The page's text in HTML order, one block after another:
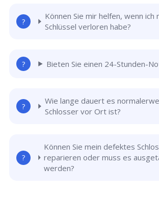
Können Sie mir helfen, wenn ich
Schlüssel verloren habe?
Bieten Sie einen 24-Stunden-
Wie lange dauert es
Schlosser vor Ort ist?
Können Sie mein defektes
reparieren oder muss es
werden?